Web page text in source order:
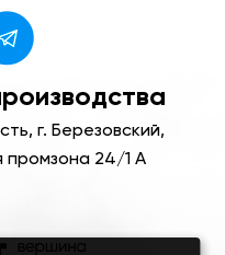
г. Березовский,
промзона 24/1 А